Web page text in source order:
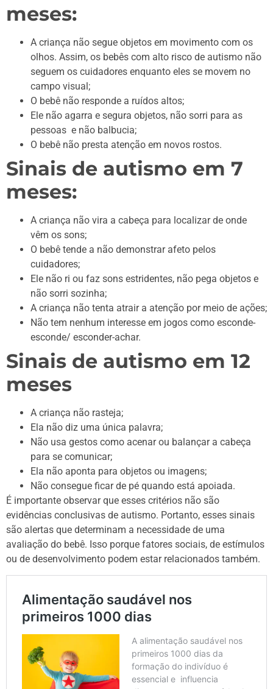
meses:
A criança não segue objetos em movimento com os
olhos. Assim, os bebês com alto risco de autismo não
seguem os cuidadores enquanto eles se movem no
campo visual;
O bebê não responde a ruídos altos;
Ele não agarra e segura objetos, não sorri para as
pessoas e não balbucia;
O bebê não presta atenção em novos rostos.
Sinais de autismo em 7
meses:
A criança não vira a cabeça para localizar de onde
vêm os sons;
O bebê tende a não demonstrar afeto pelos
cuidadores;
Ele não ri ou faz sons estridentes, não pega objetos e
não sorri sozinha;
A criança não tenta atrair a atenção por meio de ações;
Não tem nenhum interesse em jogos como esconde-
esconde/ esconder-achar.
Sinais de autismo em 12
meses
A criança não rasteja;
Ela não diz uma única palavra;
Não usa gestos como acenar ou balançar a cabeça
para se comunicar;
Ela não aponta para objetos ou imagens;
Não consegue ficar de pé quando está apoiada.
É importante observar que esses critérios não são
evidências conclusivas de autismo. Portanto, esses sinais
são alertas que determinam a necessidade de uma
avaliação do bebê. Isso porque fatores sociais, de estímulos
ou de desenvolvimento podem estar relacionados também.